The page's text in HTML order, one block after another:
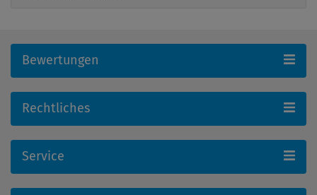
Bewertungen
Rechtliches
Service